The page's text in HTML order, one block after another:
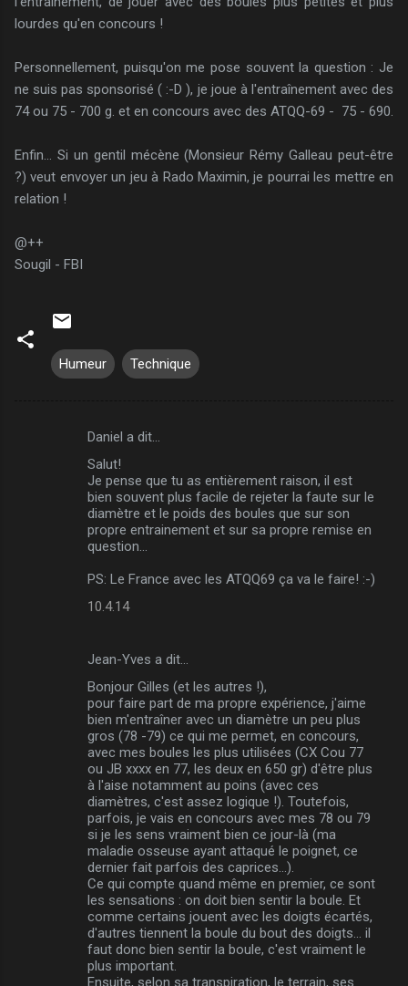
lourdes qu'en concours !
Personnellement, puisqu'on me pose souvent la question : Je
ne suis pas sponsorisé ( :-D ), je joue à l'entraînement avec des
74 ou 75 - 700 g. et en concours avec des ATQQ-69 - 75 - 690.
Enfin... Si un gentil mécène (Monsieur Rémy Galleau peut-être
?) veut envoyer un jeu à Rado Maximin, je pourrai les mettre en
relation !
@++
Sougil - FBI
Humeur Technique
Daniel a dit…
Salut!
Je pense que tu as entièrement raison, il est
bien souvent plus facile de rejeter la faute sur le
diamètre et le poids des boules que sur son
propre entrainement et sur sa propre remise en
question...
PS: Le France avec les ATQQ69 ça va le faire! :-)
10.4.14
Jean-Yves a dit…
Bonjour Gilles (et les autres !),
pour faire part de ma propre expérience, j'aime
bien m'entraîner avec un diamètre un peu plus
gros (78 -79) ce qui me permet, en concours,
avec mes boules les plus utilisées (CX Cou 77
ou JB xxxx en 77, les deux en 650 gr) d'être plus
à l'aise notamment au poins (avec ces
diamètres, c'est assez logique !). Toutefois,
parfois, je vais en concours avec mes 78 ou 79
si je les sens vraiment bien ce jour-là (ma
maladie osseuse ayant attaqué le poignet, ce
dernier fait parfois des caprices...).
Ce qui compte quand même en premier, ce sont
les sensations : on doit bien sentir la boule. Et
comme certains jouent avec les doigts écartés,
d'autres tiennent la boule du bout des doigts... il
faut donc bien sentir la boule, c'est vraiment le
plus important.
Ensuite, selon sa transpiration, le terrain, ses